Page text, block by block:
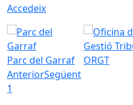
Accedeix
Parc del Garraf ORGT
AnteriorSegüent
1